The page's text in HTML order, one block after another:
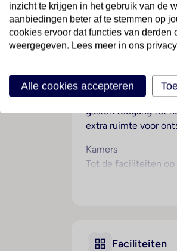
Seychellen· Seychellen
Ligging
Hotelfaciliteiten
Meertalig personeel
gasten toegang tot
extra ruimte voor
Kamers
Tot de faciliteiten op
Faciliteiten
inzicht te krijgen in het gebruik van de
aanbiedingen beter af te stemmen op
cookies ervoor dat functies van derden
weergegeven. Lees meer in ons
Alle cookies accepteren